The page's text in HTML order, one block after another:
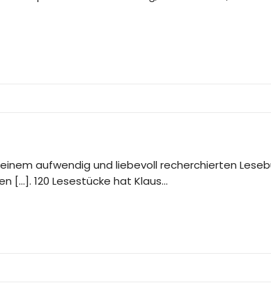
einem aufwendig und liebevoll recherchierten
[…]. 120 Lesestücke hat Klaus…